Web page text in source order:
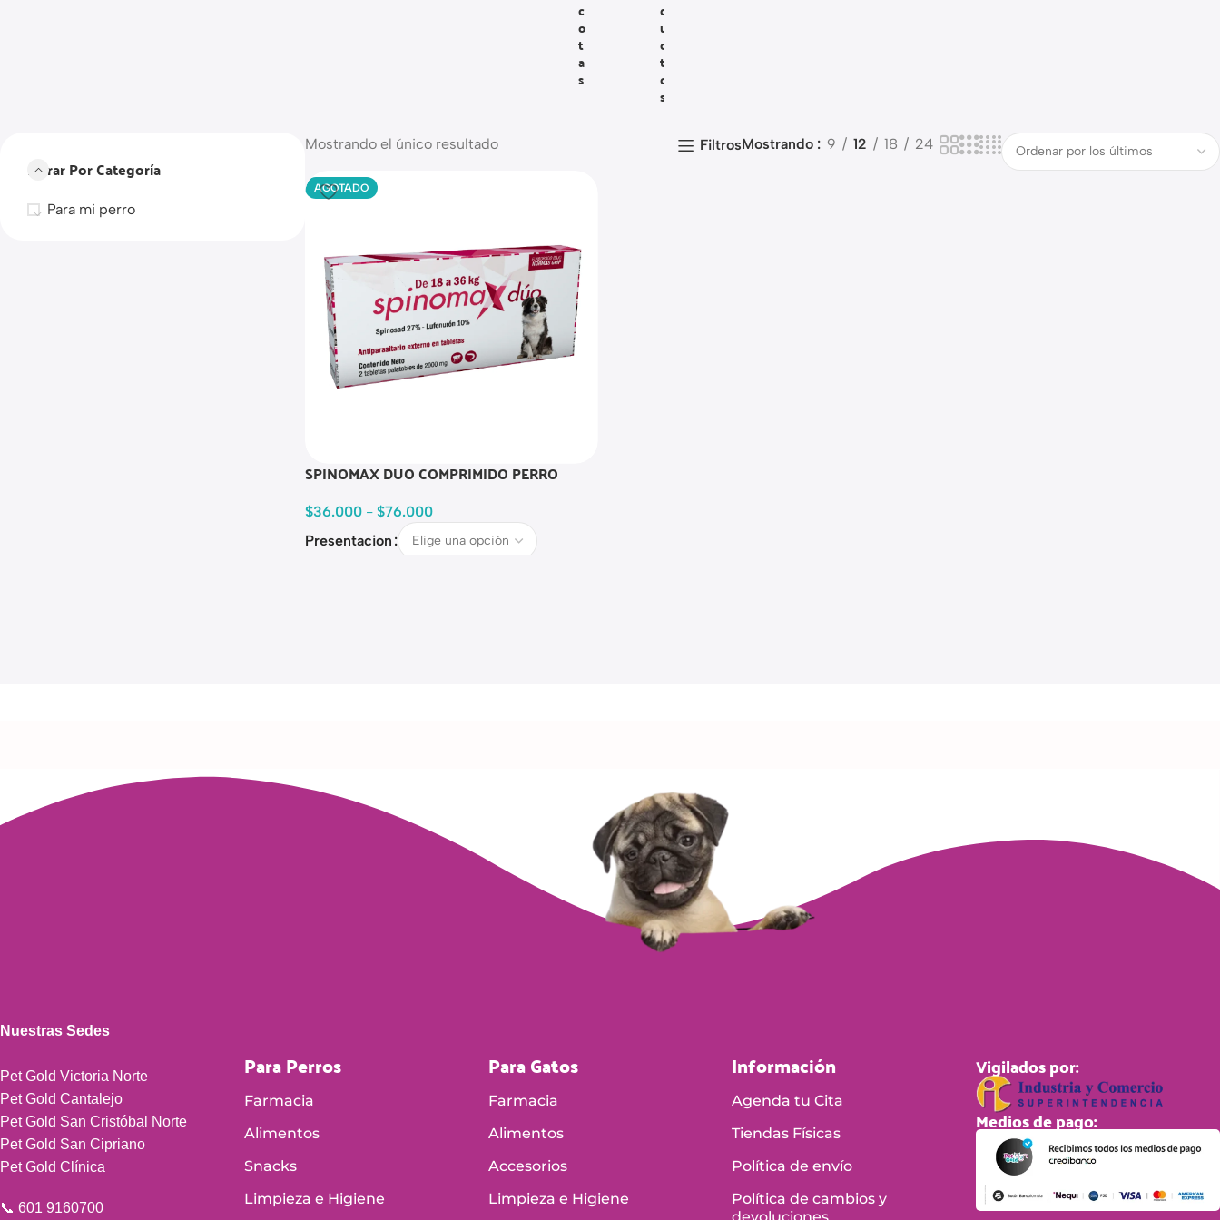
C
O
T
A
S
D
U
C
T
O
S
Filtrar Por Categoría
Para mi perro
Mostrando el único resultado FiltrosMostrando 9 12 18 24
AGOTADO
SPINOMAX DUO COMPRIMIDO PERRO
$36.000 - $76.000
Presentacion
Nuestras Sedes
Pet Gold Victoria Norte
Pet Gold Cantalejo
Pet Gold San Cristóbal Norte
Pet Gold San Cipriano
Pet Gold Clínica
📞 601 9160700
Para Perros
Farmacia
Alimentos
Snacks
Limpieza e Higiene
Para Gatos
Farmacia
Alimentos
Accesorios
Limpieza e Higiene
Información
Agenda tu Cita
Tiendas Físicas
Política de envío
Política de cambios y
devoluciones
Vigilados por:
Medios de pago: